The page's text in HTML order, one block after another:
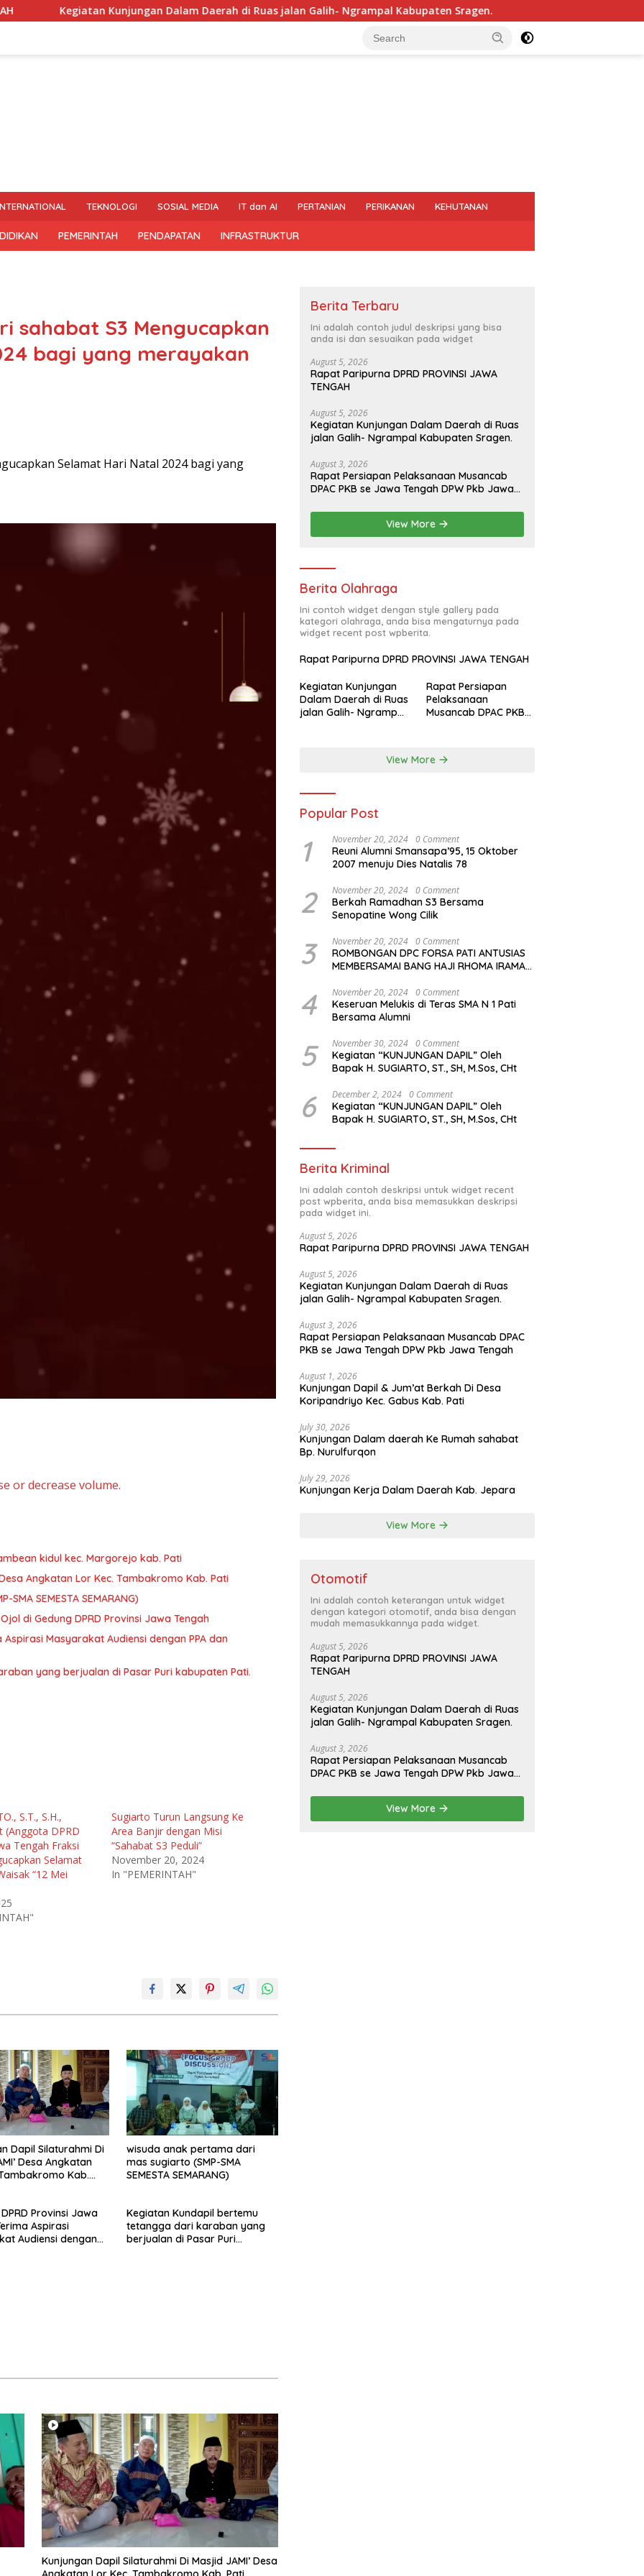
Kunjungan Dalam Daerah di Ruas jalan Galih- Ngrampal Kabupaten Sragen. Rapat Persiapan Pelaksanaan
TEKNOLOGI SOSIAL MEDIA IT dan AI PERTANIAN PERIKANAN KEHUTANAN
PEMERINTAH PENDAPATAN INFRASTRUKTUR
sahabat S3 Mengucapkan
bagi yang merayakan
Selamat Hari Natal 2024 bagi yang
or decrease volume.
kidul kec. Margorejo kab. Pati
Angkatan Lor Kec. Tambakromo Kab. Pati
SEMESTA SEMARANG)
di Gedung DPRD Provinsi Jawa Tengah
Masyarakat Audiensi dengan PPA dan
yang berjualan di Pasar Puri kabupaten Pati.
S.T., S.H.,
(Anggota DPRD
Tengah Fraksi
Selamat
“12 Mei
Sugiarto Turun Langsung Ke
Area Banjir dengan Misi
“Sahabat S3 Peduli”
November 20, 2024
In "PEMERINTAH"
Dapil Silaturahmi Di
Desa Angkatan
Kab.
wisuda anak pertama dari
mas sugiarto (SMP-SMA
SEMESTA SEMARANG)
Provinsi Jawa
Aspirasi
Audiensi dengan
Kegiatan Kundapil bertemu
tetangga dari karaban yang
berjualan di Pasar Puri
Kunjungan Dapil Silaturahmi Di Masjid JAMI’ Desa
Berita Terbaru
Ini adalah contoh judul deskripsi yang bisa
anda isi dan sesuaikan pada widget
August 5, 2026
Rapat Paripurna DPRD PROVINSI JAWA
TENGAH
August 5, 2026
Kegiatan Kunjungan Dalam Daerah di Ruas
jalan Galih- Ngrampal Kabupaten Sragen.
August 3, 2026
Rapat Persiapan Pelaksanaan Musancab
DPAC PKB se Jawa Tengah DPW Pkb Jawa
View More
Berita Olahraga
Ini contoh widget dengan style gallery pada
kategori olahraga, anda bisa mengaturnya pada
widget recent post wpberita.
Rapat Paripurna DPRD PROVINSI JAWA TENGAH
Kegiatan Kunjungan
Dalam Daerah di Ruas
jalan Galih- Ngrampal
Rapat Persiapan
Pelaksanaan
Musancab DPAC PKB
View More
Popular Post
1 November 20, 2024 0 Comment
Reuni Alumni Smansapa’95, 15 Oktober
2007 menuju Dies Natalis 78
2 November 20, 2024 0 Comment
Berkah Ramadhan S3 Bersama
Senopatine Wong Cilik
3 November 20, 2024 0 Comment
ROMBONGAN DPC FORSA PATI ANTUSIAS
MEMBERSAMAI BANG HAJI RHOMA IRAMA
4 November 20, 2024 0 Comment
Keseruan Melukis di Teras SMA N 1 Pati
Bersama Alumni
5 November 30, 2024 0 Comment
Kegiatan “KUNJUNGAN DAPIL” Oleh
Bapak H. SUGIARTO, ST., SH, M.Sos, CHt
6 December 2, 2024 0 Comment
Kegiatan “KUNJUNGAN DAPIL” Oleh
Bapak H. SUGIARTO, ST., SH, M.Sos, CHt
Berita Kriminal
Ini adalah contoh deskripsi untuk widget recent
post wpberita, anda bisa memasukkan deskripsi
pada widget ini.
August 5, 2026
Rapat Paripurna DPRD PROVINSI JAWA TENGAH
August 5, 2026
Kegiatan Kunjungan Dalam Daerah di Ruas
jalan Galih- Ngrampal Kabupaten Sragen.
August 3, 2026
Rapat Persiapan Pelaksanaan Musancab DPAC
PKB se Jawa Tengah DPW Pkb Jawa Tengah
August 1, 2026
Kunjungan Dapil & Jum’at Berkah Di Desa
Koripandriyo Kec. Gabus Kab. Pati
July 30, 2026
Kunjungan Dalam daerah Ke Rumah sahabat
Bp. Nurulfurqon
July 29, 2026
Kunjungan Kerja Dalam Daerah Kab. Jepara
View More
Otomotif
Ini adalah contoh keterangan untuk widget
dengan kategori otomotif, anda bisa dengan
mudah memasukkannya pada widget.
August 5, 2026
Rapat Paripurna DPRD PROVINSI JAWA
TENGAH
August 5, 2026
Kegiatan Kunjungan Dalam Daerah di Ruas
jalan Galih- Ngrampal Kabupaten Sragen.
August 3, 2026
Rapat Persiapan Pelaksanaan Musancab
DPAC PKB se Jawa Tengah DPW Pkb Jawa
View More